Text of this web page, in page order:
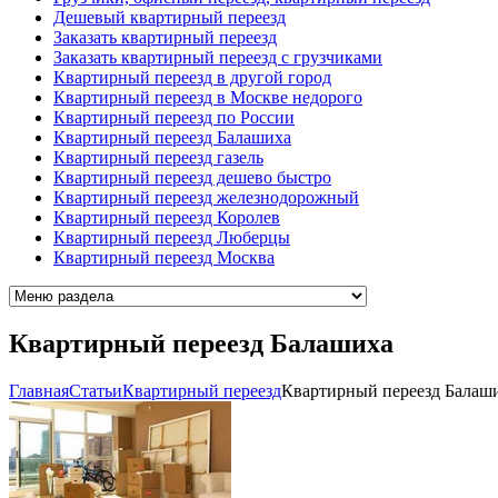
Дешевый квартирный переезд
Заказать квартирный переезд
Заказать квартирный переезд с грузчиками
Квартирный переезд в другой город
Квартирный переезд в Москве недорого
Квартирный переезд по России
Квартирный переезд Балашиха
Квартирный переезд газель
Квартирный переезд дешево быстро
Квартирный переезд железнодорожный
Квартирный переезд Королев
Квартирный переезд Люберцы
Квартирный переезд Москва
Квартирный переезд Балашиха
ГлавнаяCтатьиКвартирный переездКвартирный переезд